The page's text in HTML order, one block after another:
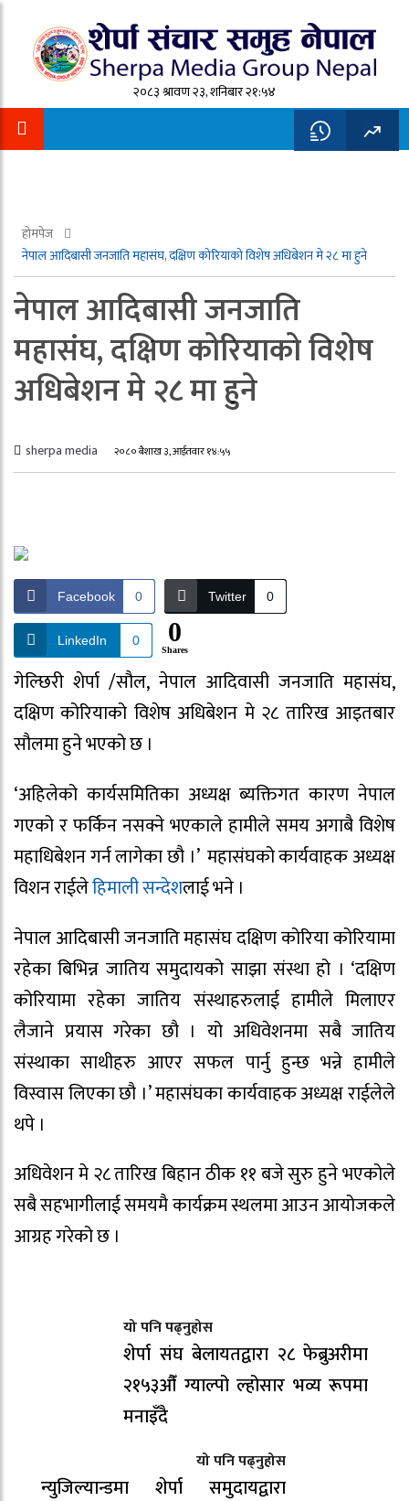
२०८३ श्रावण २३, शनिबार २१:५४
होमपेज
नेपाल आदिबासी जनजाति महासंघ, दक्षिण कोरियाको विशेष अधिबेशन मे २८ मा हुने
नेपाल आदिबासी जनजाति
महासंघ, दक्षिण कोरियाको विशेष
अधिबेशन मे २८ मा हुने
sherpa media २०८० बैशाख ३, आईतवार १४:५५
Facebook 0 Twitter 0
LinkedIn 0 0
Shares
गेल्छिरी शेर्पा /सौल, नेपाल आदिवासी जनजाति महासंघ,
दक्षिण कोरियाको विशेष अधिबेशन मे २८ तारिख आइतबार
सौलमा हुने भएको छ ।
‘अहिलेको कार्यसमितिका अध्यक्ष ब्यक्तिगत कारण नेपाल
गएको र फर्किन नसक्ने भएकाले हामीले समय अगाबै विशेष
महाधिबेशन गर्न लागेका छौ ।’ महासंघको कार्यवाहक अध्यक्ष
विशन राईलेहिमाली सन्देशलाई भने ।
नेपाल आदिबासी जनजाति महासंघ दक्षिण कोरिया कोरियामा
रहेका बिभिन्न जातिय समुदायको साझा संस्था हो । ‘दक्षिण
कोरियामा रहेका जातिय संस्थाहरुलाई हामीले मिलाएर
लैजाने प्रयास गरेका छौ । यो अधिवेशनमा सबै जातिय
संस्थाका साथीहरु आएर सफल पार्नु हुन्छ भन्ने हामीले
विस्वास लिएका छौ ।’ महासंघका कार्यवाहक अध्यक्ष राईलेले
थपे ।
अधिवेशन मे २८ तारिख बिहान ठीक ११ बजे सुरु हुने भएकोले
सबै सहभागीलाई समयमै कार्यक्रम स्थलमा आउन आयोजकले
आग्रह गरेको छ ।
यो पनि पढ्नुहोस
शेर्पा संघ बेलायतद्वारा २८ फेब्रुअरीमा
२१५३औँ ग्याल्पो ल्होसार भव्य रूपमा
मनाइँदै
यो पनि पढ्नुहोस
न्युजिल्यान्डमा शेर्पा समुदायद्वारा